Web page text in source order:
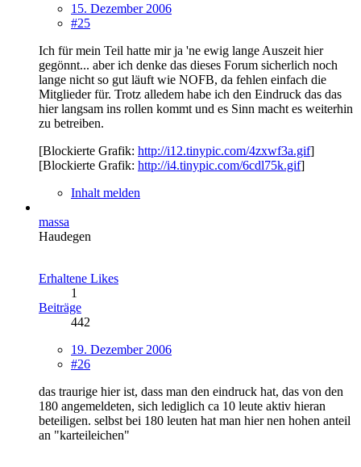
15. Dezember 2006
#25
Ich für mein Teil hatte mir ja 'ne ewig lange Auszeit hier
gegönnt... aber ich denke das dieses Forum sicherlich noch
lange nicht so gut läuft wie NOFB, da fehlen einfach die
Mitglieder für. Trotz alledem habe ich den Eindruck das das
hier langsam ins rollen kommt und es Sinn macht es weiterhin
zu betreiben.
[Blockierte Grafik: http://i12.tinypic.com/4zxwf3a.gif]
[Blockierte Grafik: http://i4.tinypic.com/6cdl75k.gif]
Inhalt melden
massa
Haudegen
Erhaltene Likes
1
Beiträge
442
19. Dezember 2006
#26
das traurige hier ist, dass man den eindruck hat, das von den
180 angemeldeten, sich lediglich ca 10 leute aktiv hieran
beteiligen. selbst bei 180 leuten hat man hier nen hohen anteil
an "karteileichen"